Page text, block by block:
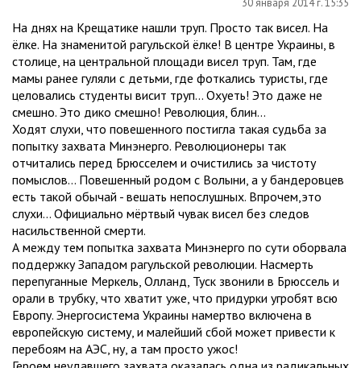
На днях на Крещатике нашли труп. Просто так висел. На
ёлке. На знаменитой рагульской ёлке! В центре Украины, в
столице, на центральной площади висел труп. Там, где
мамы ранее гуляли с детьми, где фоткались туристы, где
целовались студенты висит труп... Охуеть! Это даже не
смешно. Это дико смешно! Революция, блин...
Ходят слухи, что повешенного постигла такая судьба за
попытку захвата Минэнерго. Революционеры так
отчитались перед Брюсселем и очистились за чистоту
помыслов... Повешенный родом с Волыни, а у бандеровцев
есть такой обычай - вешать непослушных. Впрочем,это
слухи... Официально мёртвый чувак висел без следов
насильственной смерти.
А между тем попытка захвата Минэнерго по сути оборвала
поддержку Западом рагульской революции. Насмерть
перепуганные Меркель, Олланд, Туск звонили в Брюссель и
орали в трубку, что хватит уже, что придурки угробят всю
Европу. Энергосистема Украины намертво включена в
европейскую систему, и малейший сбой может привести к
перебоям на АЭС, ну, а там просто ужос!